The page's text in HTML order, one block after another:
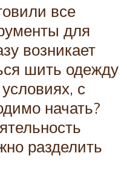
все
для
возникает
шить одежду
с
начать?
разделить